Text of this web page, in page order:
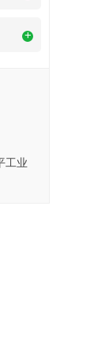
+
工业